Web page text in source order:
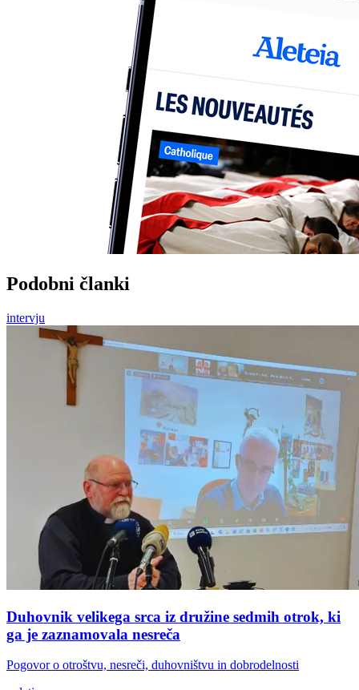
Podobni članki
intervju
Duhovnik velikega srca iz družine sedmih otrok, ki
ga je zaznamovala nesreča
Pogovor o otroštvu, nesreči, duhovništvu in dobrodelnosti